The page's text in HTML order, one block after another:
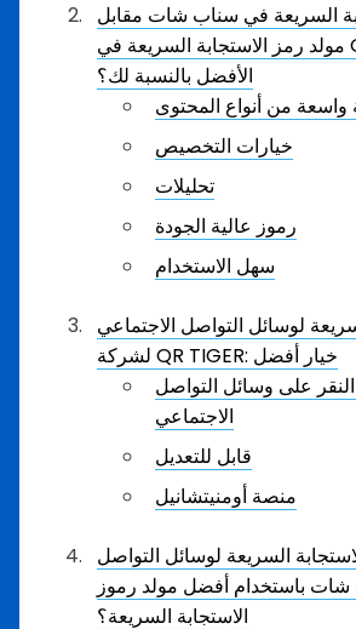
السريعة في سناب شات مقابل
مولد رمز الاستجابة السريعة في QR TIGER: أيهما
الأفضل بالنسبة لك؟
من أنواع المحتوى
خيارات التخصيص
تحليلات
رموز عالية الجودة
سهل الاستخدام
لوسائل التواصل الاجتماعي
لشركة QR TIGER: خيار أفضل
على وسائل التواصل
الاجتماعي
قابل للتعديل
منصة أومنيتشانيل
السريعة لوسائل التواصل
شات باستخدام أفضل مولد رموز
الاستجابة السريعة؟